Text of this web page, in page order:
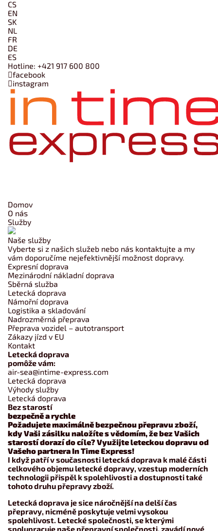
CS
EN
SK
NL
FR
DE
ES
Hotline: +421 917 600 800
facebook
instagram
Domov
O nás
Služby
Naše služby
Vyberte si z našich služeb nebo nás kontaktujte a my
vám doporučíme nejefektivnější možnost dopravy.
Expresní doprava
Mezinárodní nákladní doprava
Sběrná služba
Letecká doprava
Námořní doprava
Logistika a skladování
Nadrozměrná přeprava
Přeprava vozidel – autotransport
Zákazy jízd v EU
Kontakt
Letecká doprava
pomôže vám:
air-sea@intime-express.com
Letecká doprava
Výhody služby
Letecká doprava
Bez starostí
bezpečně a rychle
Požadujete maximálně bezpečnou přepravu zboží,
kdy Vaši zásilku naložíte s vědomím, že bez Vašich
starostí dorazí do cíle? Využijte leteckou dopravu od
Vašeho partnera In Time Express!
I když patří v současnosti letecká doprava k malé části
celkového objemu letecké dopravy, vzestup moderních
technologii přispěl k spolehlivosti a dostupnosti také
tohoto druhu přepravy zboží.
Letecká doprava je sice náročnější na delší čas
přepravy, nicméně poskytuje velmi vysokou
spolehlivost. Letecké společnosti, se kterými
spolupracuje naše přepravní společnosti, zavádí nové